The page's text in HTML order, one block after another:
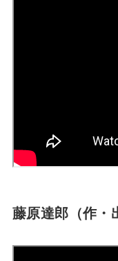
藤原達郎（作・